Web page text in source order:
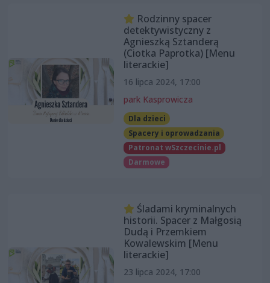
Rodzinny spacer
detektywistyczny z
Agnieszką Sztanderą
(Ciotka Paprotka) [Menu
literackie]
16 lipca 2024, 17:00
park Kasprowicza
Dla dzieci
Spacery i oprowadzania
Patronat wSzczecinie.pl
Darmowe
Śladami kryminalnych
historii. Spacer z Małgosią
Dudą i Przemkiem
Kowalewskim [Menu
literackie]
23 lipca 2024, 17:00